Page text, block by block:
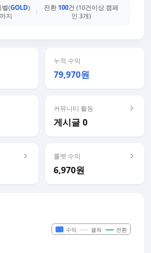
벨(GOLD)
까지
전환 100건 (10건이상 캠페
인 3개)
누적 수익
79,970원
커뮤니티 활동
게시글 0
룰렛 수익
6,970원